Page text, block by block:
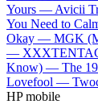
Yours — Avicii
You Need to
Okay — MGK
—
Know) — The
Lovefool —
HP mobile